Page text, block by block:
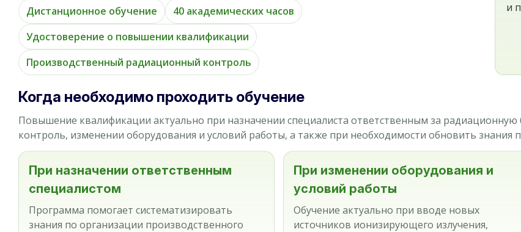
Дистанционное обучение
40 академических часов
Удостоверение о повышении квалификации
Производственный радиационный контроль
и
Когда необходимо проходить обучение
Повышение квалификации актуально при назначении специалиста ответственным за
контроль, изменении оборудования и условий работы, а также при необходимости обновить
При назначении ответственным
специалистом
Программа помогает систематизировать
знания по организации производственного
При изменении оборудования и
условий работы
Обучение актуально при вводе новых
источников ионизирующего излучения,